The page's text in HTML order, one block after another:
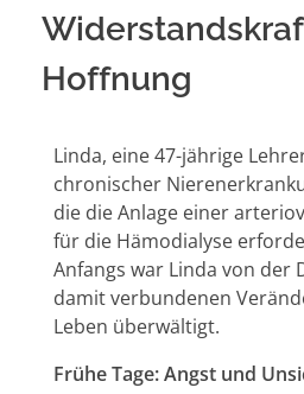
Hoffnung
Linda, eine 47-jährige
chronischer
die die Anlage einer
für die Hämodialyse
Anfangs war Linda von der
damit verbundenen
Leben überwältigt.
Frühe Tage: Angst und